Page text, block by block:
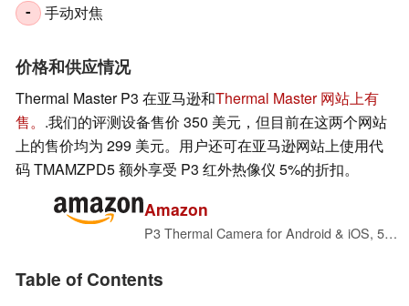
- 手动对焦
价格和供应情况
Thermal Master P3 在亚马逊和Thermal Master 网站上有
售。 .我们的评测设备售价 350 美元，但目前在这两个网站
上的售价均为 299 美元。用户还可在亚马逊网站上使用代
码 TMAMZPD5 额外享受 P3 红外热像仪 5%的折扣。
Amazon
P3 Thermal Camera for Android & iOS, 512×384 X³ IR Resolution
Table of Contents